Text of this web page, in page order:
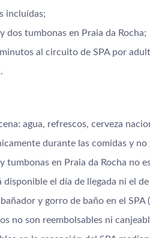
incluídas;
dos tumbonas en Praia da Rocha;
al circuito de SPA por
agua, refrescos, cerveza
durante las comidas y
tumbonas en Praia da Rocha no
disponible el día de llegada ni el
y gorro de baño en el SPA
no son reembolsables ni